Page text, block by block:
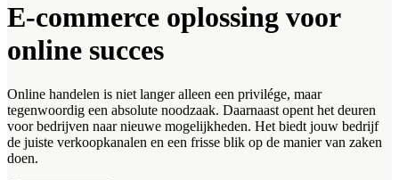
E-commerce oplossing voor
online succes
Online handelen is niet langer alleen een privilége, maar
tegenwoordig een absolute noodzaak. Daarnaast opent het deuren
voor bedrijven naar nieuwe mogelijkheden. Het biedt jouw bedrijf
de juiste verkoopkanalen en een frisse blik op de manier van zaken
doen.